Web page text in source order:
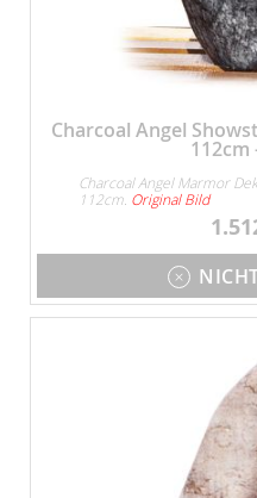
Charcoal Angel
112cm
Charcoal Angel Marmor
112cm. Original Bild